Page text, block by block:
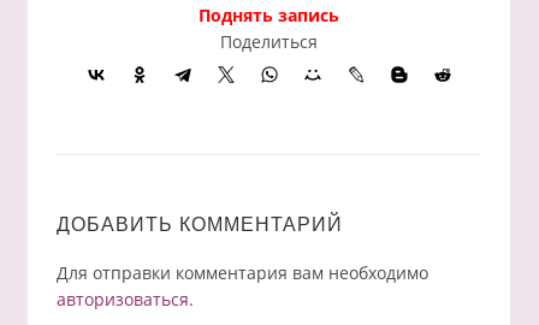
Поднять запись
Поделиться
ДОБАВИТЬ КОММЕНТАРИЙ
Для отправки комментария вам необходимо
авторизоваться.